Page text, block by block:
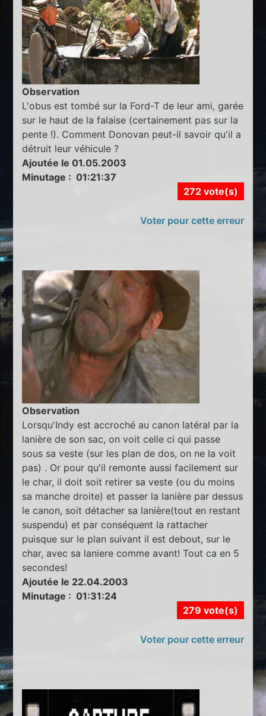
Observation
L'obus est tombé sur la Ford-T de leur ami, garée
sur le haut de la falaise (certainement pas sur la
pente !). Comment Donovan peut-il savoir qu'il a
détruit leur véhicule ?
Ajoutée le 01.05.2003
Minutage : 01:21:37
272 vote(s)
Voter pour cette erreur
Observation
Lorsqu'Indy est accroché au canon latéral par la
lanière de son sac, on voit celle ci qui passe
sous sa veste (sur les plan de dos, on ne la voit
pas) . Or pour qu'il remonte aussi facilement sur
le char, il doit soit retirer sa veste (ou du moins
sa manche droite) et passer la lanière par dessus
le canon, soit détacher sa lanière(tout en restant
suspendu) et par conséquent la rattacher
puisque sur le plan suivant il est debout, sur le
char, avec sa laniere comme avant! Tout ca en 5
secondes!
Ajoutée le 22.04.2003
Minutage : 01:31:24
279 vote(s)
Voter pour cette erreur